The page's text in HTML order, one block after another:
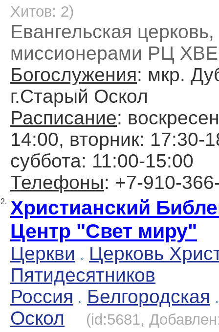
Хитов: 2)
Евангельская
миссионерами РЦ ХВЕ
Богослужения: мкр.
г.Старый Оскол
Расписание:
14:00, вторник: 17:30-
суббота: 11:00-15:00
Телефоны: +7-910-
2. Христианский
Центр "Свет миру"
Церкви
Церковь
Пятидесятников
Россия
Белгородская
Оскол
(id:5681,